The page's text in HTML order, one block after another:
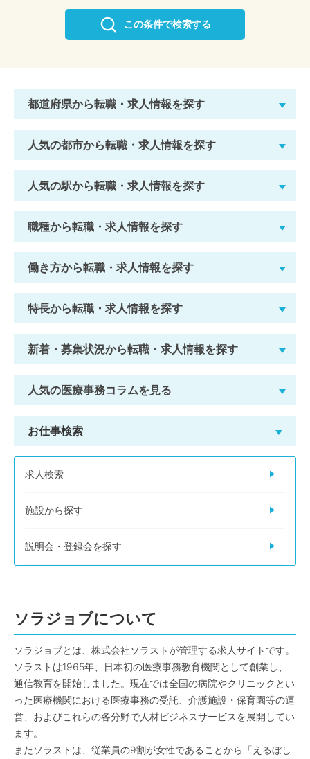
この条件で検索する
都道府県から転職・求人情報を探す
人気の都市から転職・求人情報を探す
人気の駅から転職・求人情報を探す
職種から転職・求人情報を探す
働き方から転職・求人情報を探す
特長から転職・求人情報を探す
新着・募集状況から転職・求人情報を探す
人気の医療事務コラムを見る
お仕事検索
求人検索
施設から探す
説明会・登録会を探す
ソラジョブについて
ソラジョブとは、株式会社ソラストが管理する求人サイトです。
ソラストは1965年、日本初の医療事務教育機関として創業し、
通信教育を開始しました。現在では全国の病院やクリニックとい
った医療機関における医療事務の受託、介護施設・保育園等の運
営、およびこれらの各分野で人材ビジネスサービスを展開してい
ます。
またソラストは、従業員の9割が女性であることから「えるぼし